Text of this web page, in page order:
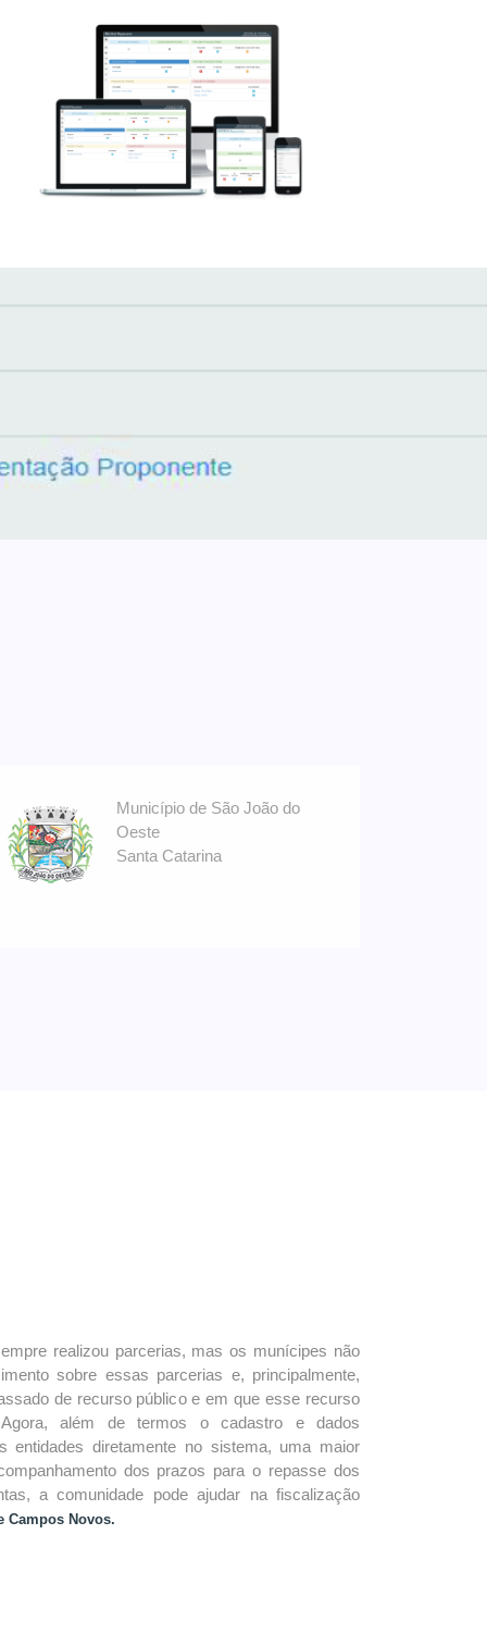
Município de São João do
Oeste
Santa Catarina
realizou parcerias, mas os munícipes não
sobre essas parcerias e, principalmente,
de recurso público e em que esse recurso
além de termos o cadastro e dados
entidades diretamente no sistema, uma maior
dos prazos para o repasse dos
a comunidade pode ajudar na fiscalização
Campos Novos.